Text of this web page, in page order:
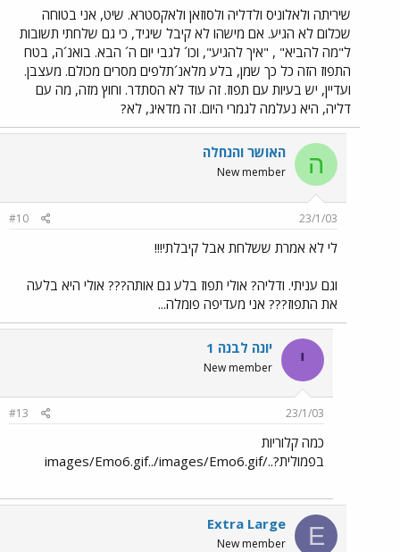
שיריתה ולאלוניס ולדליה ולסוזאן ולאקסטרא. שיט, אני בטוחה
שכלום לא הגיע. אם מישהו לא קיבל שיגיד, כי גם שלחתי תשובות
ל"מה להביא" , "איך להגיע", וכו´ לגבי יום ה´ הבא. בואנ´ה, בטח
התפוז הזה כל כך שמן, בלע מלאנ´תלפים מסרים מכולם. מעצבן.
ועדיין, יש בעיות עם תפוז. זה עוד לא הסתדר. וחוץ מזה, מה עם
דליה, היא נעלמה לגמרי היום. זה מדאיג, לא?
ה האושר והנחלה
New member
23/1/03
#10
לי לא אמרת ששלחת אבל קיבלתי!!!
וגם עניתי. ודליה? אולי תפוז בלע גם אותה??? אולי היא בלעה
את התפוז??? אני מעדיפה פומלה...
י יונה לבנה 1
New member
23/1/03
#13
כמה קלוריות
בפמולית?../images/Emo6.gif../images/Emo6.gif
E
Extra Large
New member